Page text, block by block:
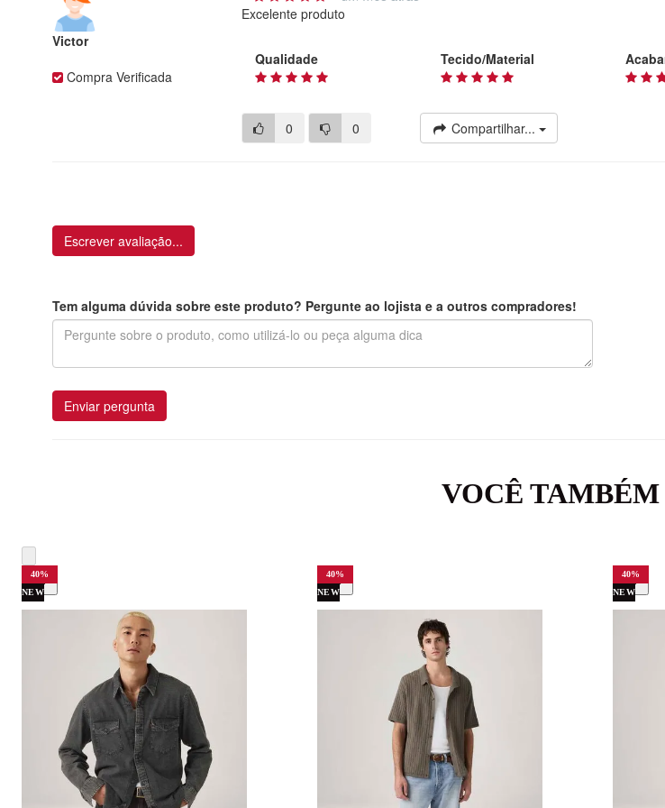
Victor
Compra Verificada
Excelente produto
Qualidade Tecido/Material
0 0 Compartilhar...
Escrever avaliação...
Tem alguma dúvida sobre este produto? Pergunte ao lojista e a outros compradores!
Enviar pergunta
VOCÊ
40%
NEW
40%
NEW
40%
NEW